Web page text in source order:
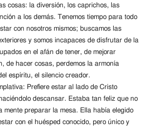
cosas: la diversión, los caprichos, las
a los demás. Tenemos tiempo para todo
con nosotros mismos; buscamos las
y somos incapaces de disfrutar de la
en el afán de tener, de mejorar
de hacer cosas, perdemos la armonía
espíritu, el silencio creador.
Prefiere estar al lado de Cristo
descansar. Estaba tan feliz que no
mente preparar la mesa. Ella había elegido
con el huésped conocido, pero único y